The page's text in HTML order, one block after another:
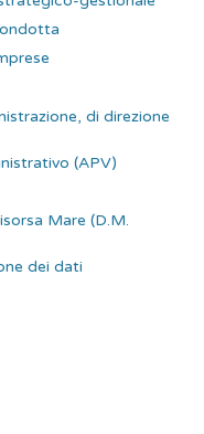
di direzione
(APV)
Mare (D.M.
dei dati